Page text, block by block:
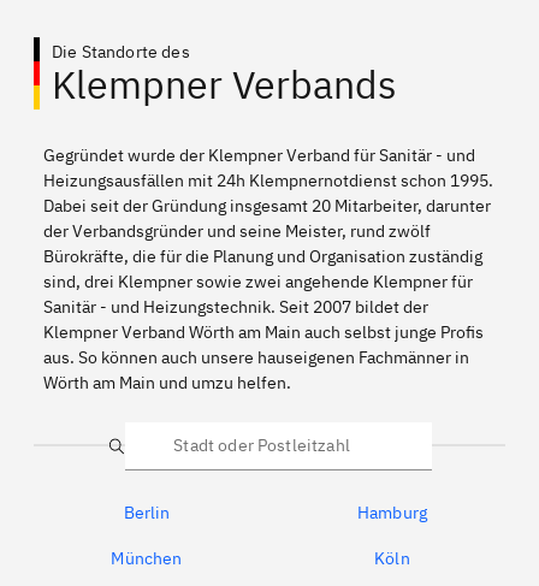
Die Standorte des
Klempner Verbands
Gegründet wurde der Klempner Verband für Sanitär - und
Heizungsausfällen mit 24h Klempnernotdienst schon 1995.
Dabei seit der Gründung insgesamt 20 Mitarbeiter, darunter
der Verbandsgründer und seine Meister, rund zwölf
Bürokräfte, die für die Planung und Organisation zuständig
sind, drei Klempner sowie zwei angehende Klempner für
Sanitär - und Heizungstechnik. Seit 2007 bildet der
Klempner Verband Wörth am Main auch selbst junge Profis
aus. So können auch unsere hauseigenen Fachmänner in
Wörth am Main und umzu helfen.
Suche
Berlin Hamburg
München Köln